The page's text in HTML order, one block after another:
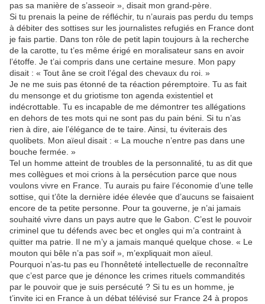
pas sa manière de s’asseoir », disait mon grand-père.
Si tu prenais la peine de réfléchir, tu n’aurais pas perdu du temps
à débiter des sottises sur les journalistes refugiés en France dont
je fais partie. Dans ton rôle de petit lapin toujours à la recherche
de la carotte, tu t’es même érigé en moralisateur sans en avoir
l’étoffe. Je t’ai compris dans une certaine mesure. Mon papy
disait : « Tout âne se croit l’égal des chevaux du roi. »
Je ne me suis pas étonné de ta réaction péremptoire. Tu as fait
du mensonge et du griotisme ton agenda existentiel et
indécrottable. Tu es incapable de me démontrer tes allégations
en dehors de tes mots qui ne sont pas du pain béni. Si tu n’as
rien à dire, aie l’élégance de te taire. Ainsi, tu éviterais des
quolibets. Mon aïeul disait : « La mouche n’entre pas dans une
bouche fermée. »
Tel un homme atteint de troubles de la personnalité, tu as dit que
mes collègues et moi crions à la persécution parce que nous
voulons vivre en France. Tu aurais pu faire l’économie d’une telle
sottise, qui t’ôte la dernière idée élevée que d’aucuns se faisaient
encore de ta petite personne. Pour ta gouverne, je n’ai jamais
souhaité vivre dans un pays autre que le Gabon. C’est le pouvoir
criminel que tu défends avec bec et ongles qui m’a contraint à
quitter ma patrie. Il ne m’y a jamais manqué quelque chose. « Le
mouton qui bêle n’a pas soif », m’expliquait mon aïeul.
Pourquoi n’as-tu pas eu l’honnêteté intellectuelle de reconnaître
que c’est parce que je dénonce les crimes rituels commandités
par le pouvoir que je suis persécuté ? Si tu es un homme, je
t’invite ici en France à un débat télévisé sur France 24 à propos